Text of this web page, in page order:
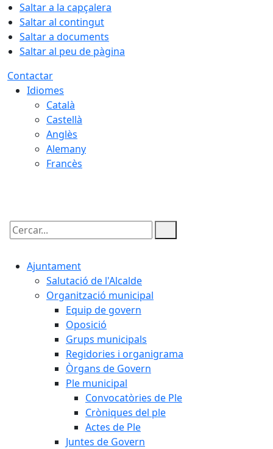
Saltar a la capçalera
Saltar al contingut
Saltar a documents
Saltar al peu de pàgina
Contactar
Idiomes
Català
Castellà
Anglès
Alemany
Francès
Cercar:
Ajuntament
Salutació de l'Alcalde
Organització municipal
Equip de govern
Oposició
Grups municipals
Regidories i organigrama
Òrgans de Govern
Ple municipal
Convocatòries de Ple
Cròniques del ple
Actes de Ple
Juntes de Govern